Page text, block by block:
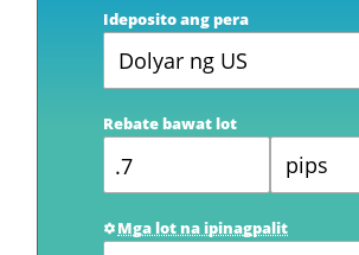
Ideposito ang pera
Dolyar ng US
Rebate bawat lot
pips
Mga lot na ipinagpalit